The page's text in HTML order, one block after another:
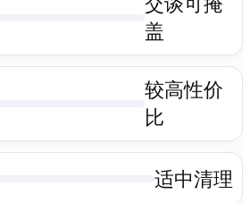
盖
较高性价
比
适中清理